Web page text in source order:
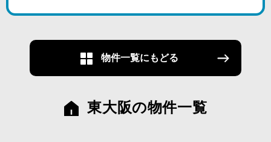
物件一覧にもどる
東大阪の物件一覧